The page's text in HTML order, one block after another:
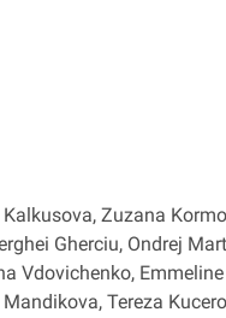
Zuzana
Gherciu, Ondrej
Vdovichenko,
Tereza